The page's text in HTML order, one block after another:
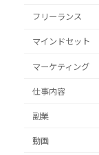
フリーランス
マインドセット
マーケティング
仕事内容
副業
動画